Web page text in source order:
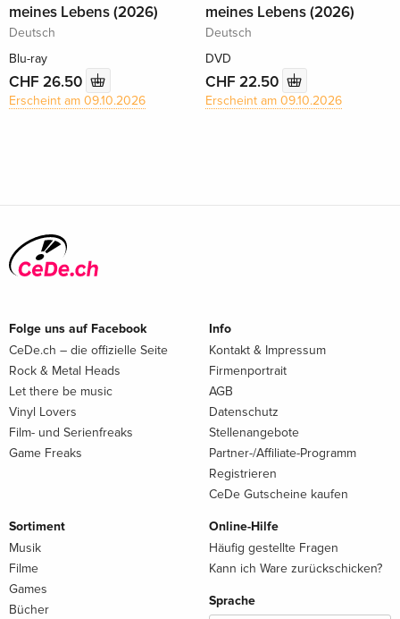
meines Lebens (2026)
Deutsch
Blu-ray
CHF 26.50
Erscheint am 09.10.2026
meines Lebens (2026)
Deutsch
DVD
CHF 22.50
Erscheint am 09.10.2026
Folge uns auf Facebook
CeDe.ch – die offizielle Seite
Rock & Metal Heads
Let there be music
Vinyl Lovers
Film- und Serienfreaks
Game Freaks
Info
Kontakt & Impressum
Firmenportrait
AGB
Datenschutz
Stellenangebote
Partner-/Affiliate-Programm
Registrieren
CeDe Gutscheine kaufen
Sortiment
Musik
Filme
Games
Bücher
Online-Hilfe
Häufig gestellte Fragen
Kann ich Ware zurückschicken?
Sprache